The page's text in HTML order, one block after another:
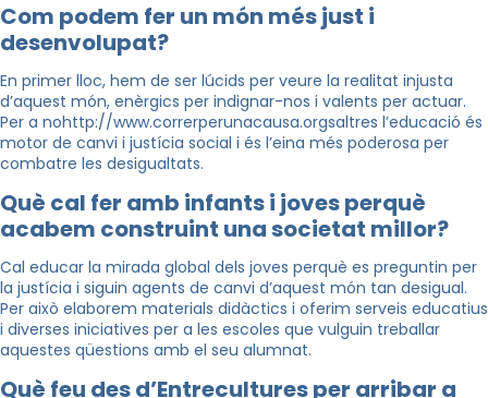
Com podem fer un món més just i
desenvolupat?
En primer lloc, hem de ser lúcids per veure la realitat injusta
d’aquest món, enèrgics per indignar-nos i valents per actuar.
Per a nohttp://www.correrperunacausa.orgsaltres l’educació és
motor de canvi i justícia social i és l’eina més poderosa per
combatre les desigualtats.
Què cal fer amb infants i joves perquè
acabem construint una societat millor?
Cal educar la mirada global dels joves perquè es preguntin per
la justícia i siguin agents de canvi d’aquest món tan desigual.
Per això elaborem materials didàctics i oferim serveis educatius
i diverses iniciatives per a les escoles que vulguin treballar
aquestes qüestions amb el seu alumnat.
Què feu des d’Entrecultures per arribar a